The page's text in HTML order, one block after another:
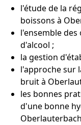
l'étude de la
boissons à
l'ensemble des
d'alcool ;
la gestion
l'approche sur
bruit à
les bonnes
d'une bonne